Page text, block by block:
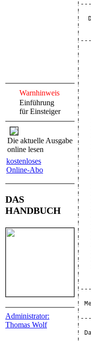
Warnhinweis
Einführung
für Einsteiger
Die aktuelle Ausgabe
online lesen
kostenloses
Online-Abo
DAS
HANDBUCH
Administrator:
Thomas Wolf
!
! !
!
!
!
!
!
!
!
!
!
!
!
!
!
!
!
!
!
!
!
!
!
!
!
!
!
!
!
!
!
!
!
!